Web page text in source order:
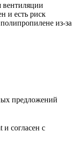
вентиляции
и есть риск
из-за
предложений
и согласен с